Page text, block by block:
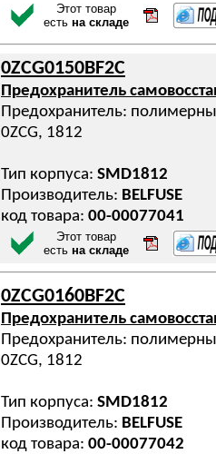
Этот товар
есть на складе
0ZCG0150BF2C
Предохранитель
Предохранитель:
0ZCG, 1812
Тип корпуса: SMD1812
Производитель: BELFUSE
код товара: 00-00077041
Этот товар
есть на складе
0ZCG0160BF2C
Предохранитель
Предохранитель:
0ZCG, 1812
Тип корпуса: SMD1812
Производитель: BELFUSE
код товара: 00-00077042